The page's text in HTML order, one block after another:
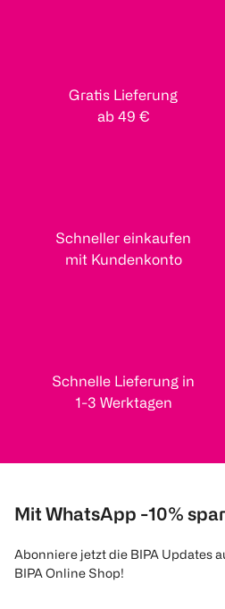
Gratis Lieferung
ab 49 €
Schneller einkaufen
mit Kundenkonto
Schnelle Lieferung in
1-3 Werktagen
Mit WhatsApp -10%
Abonniere jetzt die BIPA Updates
BIPA Online Shop!